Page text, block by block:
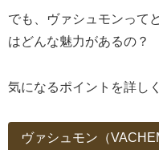
でも、ヴァシュモンって
はどんな魅力があるの？
気になるポイントを詳し
ヴァシュモン（